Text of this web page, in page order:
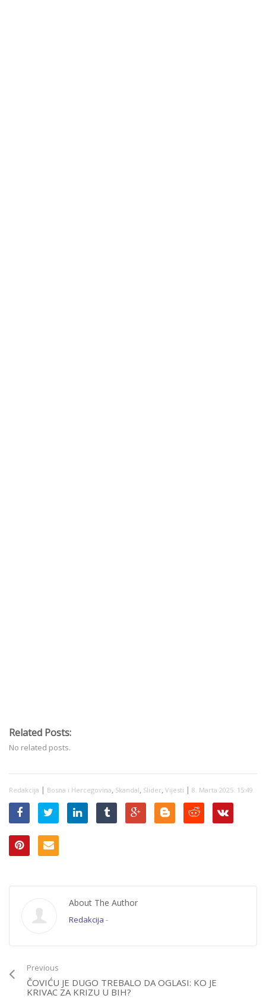
Related Posts:
No related posts.
Redakcija | Bosna i Hercegovina, Skandal, Slider, Vijesti | 8. Marta 2025. 15:49
About The Author
Redakcija -
Previous
ČOVIĆU JE DUGO TREBALO DA OGLASI: KO JE
KRIVAC ZA KRIZU U BIH?